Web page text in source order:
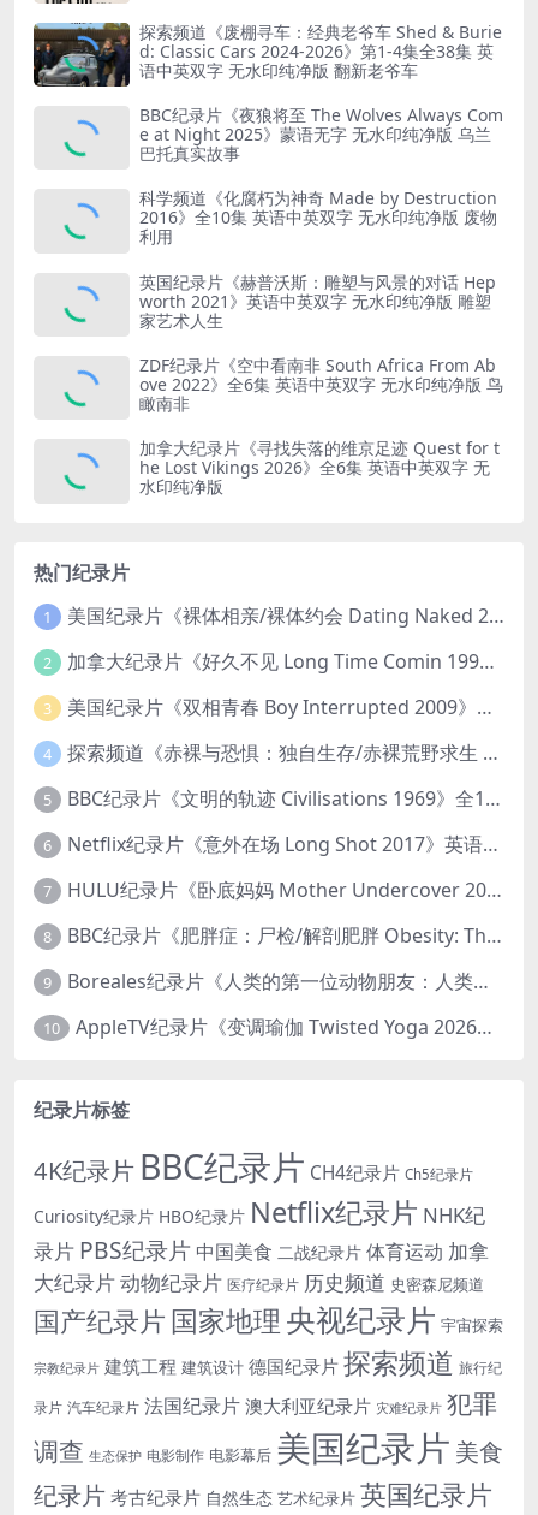
探索频道《废棚寻车：经典老爷车 Shed & Burie
d: Classic Cars 2024-2026》第1-4集全38集 英
语中英双字 无水印纯净版 翻新老爷车
BBC纪录片《夜狼将至 The Wolves Always Com
e at Night 2025》蒙语无字 无水印纯净版 乌兰
巴托真实故事
科学频道《化腐朽为神奇 Made by Destruction
2016》全10集 英语中英双字 无水印纯净版 废物
利用
英国纪录片《赫普沃斯：雕塑与风景的对话 Hep
worth 2021》英语中英双字 无水印纯净版 雕塑
家艺术人生
ZDF纪录片《空中看南非 South Africa From Ab
ove 2022》全6集 英语中英双字 无水印纯净版 鸟
瞰南非
加拿大纪录片《寻找失落的维京足迹 Quest for t
he Lost Vikings 2026》全6集 英语中英双字 无
水印纯净版
热门纪录片
1 美国纪录片《裸体相亲/裸体约会 Dating Naked 2014-2016》第1-3季全33集 英语中英双字 无水印纯净版 1080P/MKV/85.6G 裸体相亲真人秀
2 加拿大纪录片《好久不见 Long Time Comin 1993》英语中英双字 官方纯净版 1080P/MKV/1G 女同性艺术家
3 美国纪录片《双相青春 Boy Interrupted 2009》英语中英双字 官方纯净版 1080P/MKV/1.43G 青少年躁郁症
4 探索频道《赤裸与恐惧：独自生存/赤裸荒野求生 Naked and Afraid: Solo 2023》第一季全8集 英语中英双字 官方纯净版 高码1080P/MKV/45.4G
5 BBC纪录片《文明的轨迹 Civilisations 1969》全13集 英语中英双字 高清收藏版 1080P/MKV/64.1G 西方艺术史话
6 Netflix纪录片《意外在场 Long Shot 2017》英语中字 720P/NKV/1.06GB 美国谋杀误判案件
7 HULU纪录片《卧底妈妈 Mother Undercover 2023》全4集 英语中英双字 官方纯净版 1080P/MKV/7.6G 拯救孩子
8 BBC纪录片《肥胖症：尸检/解剖肥胖 Obesity: The Post Mortem 2016》英语中英双字 无水印纯净版 1080P/MKV/1.03G
9 Boreales纪录片《人类的第一位动物朋友：人类和狗的神奇故事 Man’s First Friend 2018》英语中英双字 1080P/MP4/1.8G 狗的神奇故事
10 AppleTV纪录片《变调瑜伽 Twisted Yoga 2026》全3集 英语中英双字 无水印纯净版 1080P/MKV/10G 瑜伽大师背后的真相
纪录片标签
4K纪录片 BBC纪录片 CH4纪录片 Ch5纪录片
Curiosity纪录片 HBO纪录片 Netflix纪录片 NHK纪
录片 PBS纪录片 中国美食 二战纪录片 体育运动 加拿
大纪录片动物纪录片 医疗纪录片 历史频道 史密森尼频道
国产纪录片 国家地理 央视纪录片 宇宙探索
宗教纪录片 建筑工程 建筑设计 德国纪录片 探索频道 旅行纪
录片 汽车纪录片 法国纪录片 澳大利亚纪录片 灾难纪录片 犯罪
调查 生态保护 电影制作 电影幕后 美国纪录片 美食
纪录片考古纪录片 自然生态 艺术纪录片 英国纪录片